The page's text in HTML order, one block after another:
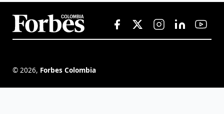
© 2026, Forbes Colombia